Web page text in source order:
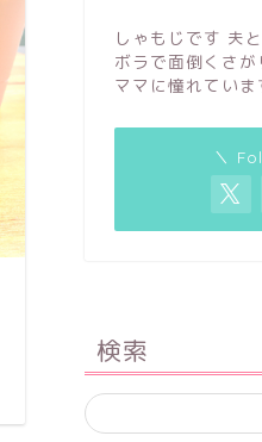
しゃもじです 夫
ボラで面倒くさ
ママに憧れていま
＼
検索